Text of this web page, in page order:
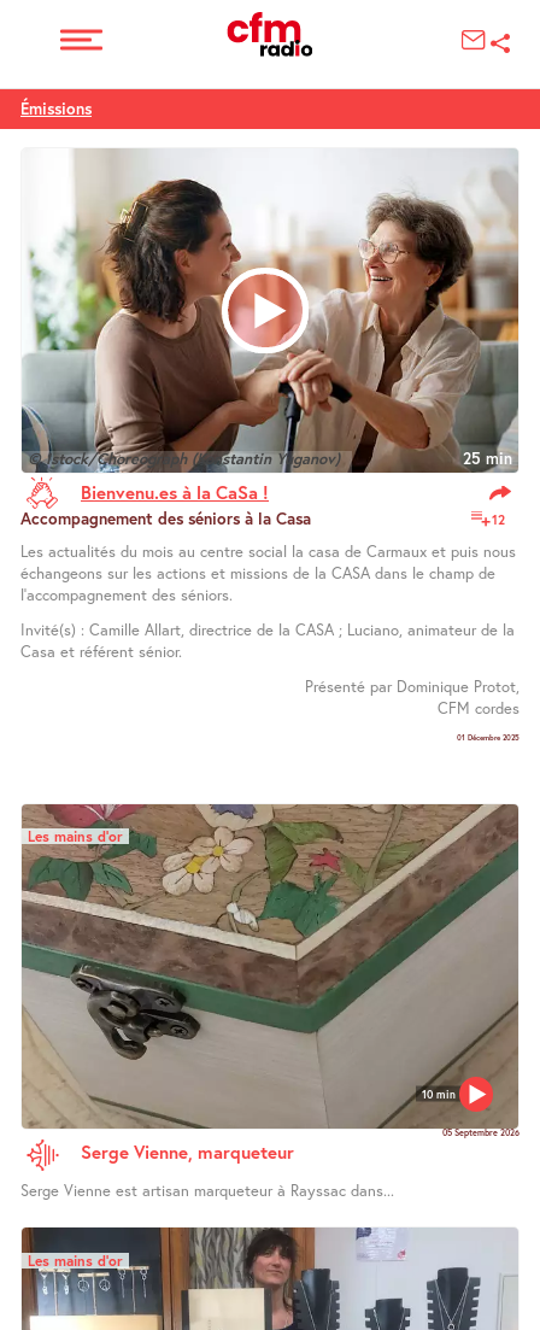
Émissions
© Istock/Choreograph (Konstantin Yuganov) 25 min
Bienvenu.es à la CaSa !
12
Accompagnement des séniors à la Casa
Les actualités du mois au centre social la casa de Carmaux et puis nous
échangeons sur les actions et missions de la CASA dans le champ de
l’accompagnement des séniors.
Invité(s) : Camille Allart, directrice de la CASA ; Luciano, animateur de la
Casa et référent sénior.
Présenté par Dominique Protot,
CFM cordes
01 Décembre 2025
10 min
Les mains d’or
05 Septembre 2026
Serge Vienne, marqueteur
Serge Vienne est artisan marqueteur à Rayssac dans...
Les mains d’or